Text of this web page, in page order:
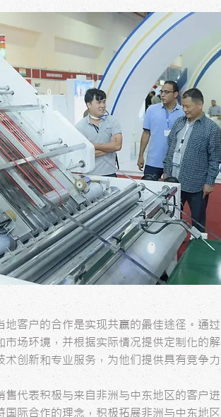
客户的合作是实现共赢的最佳途径。通
场环境，并根据实际情况提供定制化的
创新和专业服务，为他们提供具有竞争
代表积极与来自非洲与中东地区的客户
际合作的理念，积极拓展非洲与中东地